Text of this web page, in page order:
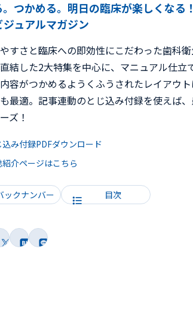
。つかめる。明日の臨床が楽しくなる
ジュアルマガジン
すさと臨床への即効性にこだわった歯科衛
結した2大特集を中心に、マニュアル仕立
容がつかめるようくふうされたレイアウ
最適。記事連動のとじ込み付録を使えば
ズ！
込み付録PDFダウンロード
紹介ページはこちら
ックナンバー 目次